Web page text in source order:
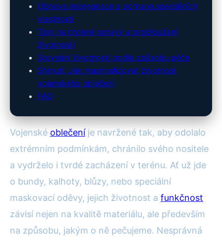
Obnova impregnace a ochrana speciálních
vlastností
Tipy na drobné opravy a prodloužení
životnosti
Srovnání životnosti podle způsobu péče
Shrnutí: Jak maximalizovat životnost
vojenského oblečení
FAQ
Vojenské oblečeníje navržené tak, aby odolalo
extrémním podmínkám, chránilo svého nositele
a vydrželo i tvrdé zacházení v terénu. Ať už jde
o bundy, kalhoty, blůzy, nebo speciální
maskovací oděvy, jejich životnost a funkčnost
závisí nejen na kvalitě materiálu, ale především
na způsobu, jakým o ně pečujeme. Nesprávná